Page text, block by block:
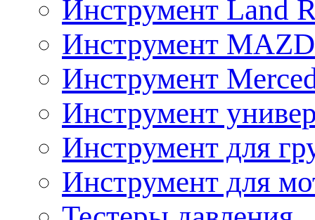
Инструмент Land
Инструмент
Инструмент
Инструмент
Инструмент для
Инструмент для